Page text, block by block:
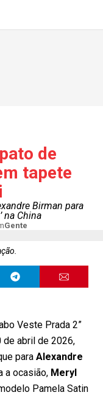
de
tapete
Birman para
na China
Gente
Veste Prada 2”
de abril de 2026,
para Alexandre
a ocasião, Meryl
Pamela Satin